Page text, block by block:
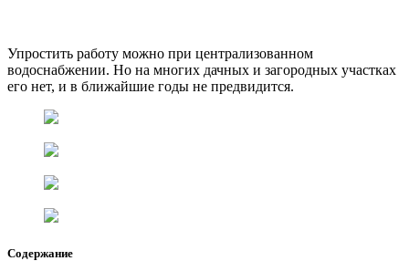
Упростить работу можно при централизованном
водоснабжении. Но на многих дачных и загородных участках
его нет, и в ближайшие годы не предвидится.
Содержание